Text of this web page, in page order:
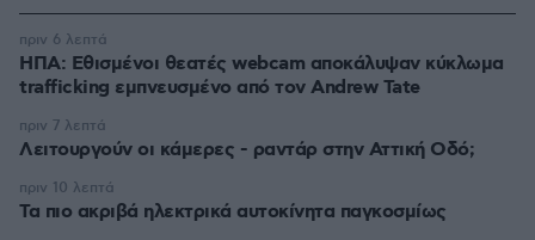
ΗΠΑ: Εθισμένοι θεατές webcam αποκάλυψαν κύκλωμα
trafficking εμπνευσμένο από τον Andrew Tate
πριν 6 λεπτά
Λειτουργούν οι κάμερες - ραντάρ στην Αττική Οδό;
πριν 7 λεπτά
Τα πιο ακριβά ηλεκτρικά αυτοκίνητα παγκοσμίως
πριν 10 λεπτά